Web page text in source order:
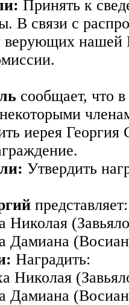
Принять к
В связи с
верующих нашей
сообщает, что
иерея
Утвердить
представляет:
Николая
Дамиана
Наградить:
Николая
Дамиана